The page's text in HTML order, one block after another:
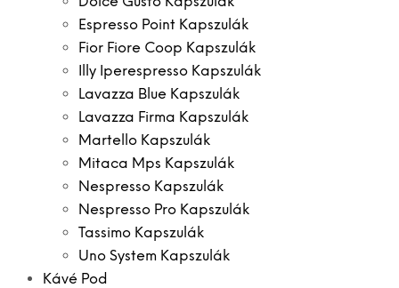
Espresso Point Kapszulák
Fior Fiore Coop Kapszulák
Illy Iperespresso Kapszulák
Lavazza Blue Kapszulák
Lavazza Firma Kapszulák
Martello Kapszulák
Mitaca Mps Kapszulák
Nespresso Kapszulák
Nespresso Pro Kapszulák
Tassimo Kapszulák
Uno System Kapszulák
Kávé Pod